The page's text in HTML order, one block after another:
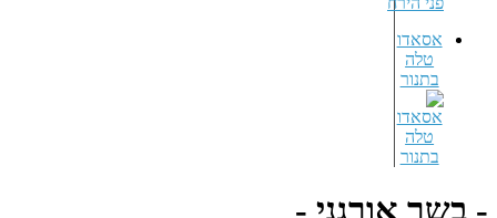
אסאדו
טלה
בתנור